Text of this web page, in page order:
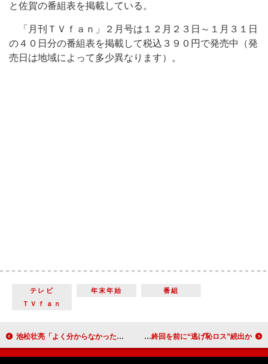
と佐賀の番組表を掲載している。
「月刊ＴＶｆａｎ」２月号は１２月２３日～１月３１日
の４０日分の番組表を掲載して税込３９０円で発売中（発
売日は地域によって多少異なります）。
テレビ 年末年始
番組
ＴＶｆａｎ
池松壮亮「よく分からなかった…」 盟友松居大悟監督の新作に正直すぎる感想 ムズキュン炸裂、また最高視聴率を記録 最終回を前に“逃げ恥ロス”続出か！